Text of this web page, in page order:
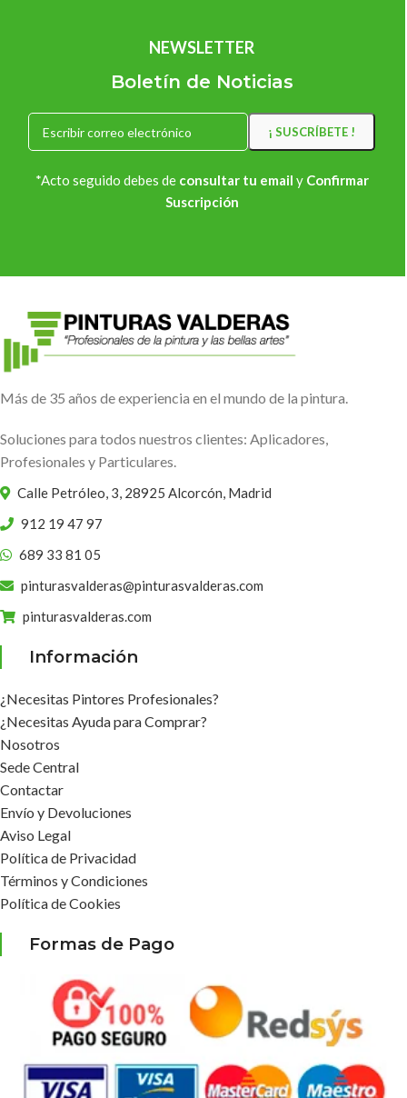
NEWSLETTER
Boletín de Noticias
*Acto seguido debes de consultar tu email y Confirmar
Suscripción
Más de 35 años de experiencia en el mundo de la pintura.
Soluciones para todos nuestros clientes: Aplicadores,
Profesionales y Particulares.
Calle Petróleo, 3, 28925 Alcorcón, Madrid
912 19 47 97
689 33 81 05
pinturasvalderas@pinturasvalderas.com
pinturasvalderas.com
Información
¿Necesitas Pintores Profesionales?
¿Necesitas Ayuda para Comprar?
Nosotros
Sede Central
Contactar
Envío y Devoluciones
Aviso Legal
Política de Privacidad
Términos y Condiciones
Política de Cookies
Formas de Pago